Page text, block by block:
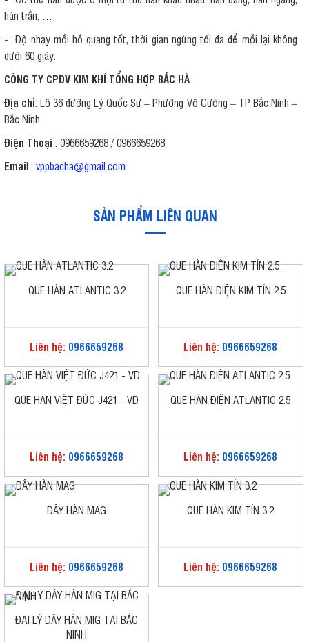
hàn trần, …
- Độ nhạy mồi hồ quang tốt, thời gian ngừng tối đa để mồi lại không
dưới 60 giây.
CÔNG TY CPDV KIM KHÍ TỔNG HỢP BẮC HÀ
Địa chỉ: Lô 36 đường Lý Quốc Sư – Phường Võ Cường – TP Bắc Ninh –
Bắc Ninh
Điện Thoại : 0966659268 / 0966659268
Email : vppbacha@gmail.com
SẢN PHẨM LIÊN QUAN
QUE HÀN ATLANTIC 3.2
Liên hệ: 0966659268
QUE HÀN ĐIỆN KIM TÍN 2.5
Liên hệ: 0966659268
QUE HÀN VIỆT ĐỨC J421 - VD
Liên hệ: 0966659268
QUE HÀN ĐIỆN ATLANTIC 2.5
Liên hệ: 0966659268
DÂY HÀN MAG
Liên hệ: 0966659268
QUE HÀN KIM TÍN 3.2
Liên hệ: 0966659268
ĐẠI LÝ DÂY HÀN MIG TẠI BẮC
NINH